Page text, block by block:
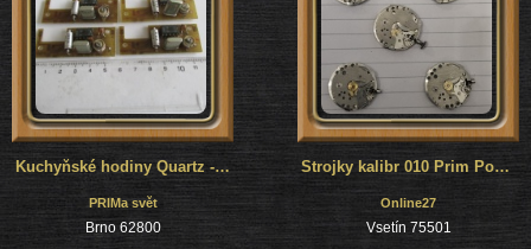
Kuchyňské hodiny Quartz - nepoužité quartz bloky - 2 kusy
PRIMa svět
Brno 62800
Strojky kalibr 010 Prim Postpartak
Online27
Vsetín 75501